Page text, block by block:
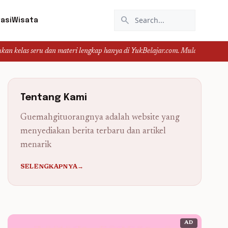
Wisata search
dan materi lengkap hanya di YukBelajar.com. Mulai langkah suksesmu
Tentang Kami
Guemahgituorangnya adalah website yang
menyediakan berita terbaru dan artikel
menarik
SELENGKAPNYA→
AD